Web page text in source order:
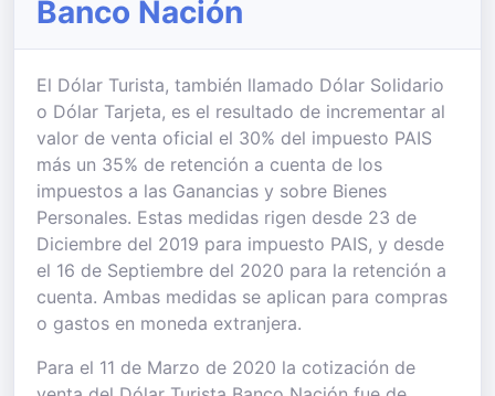
Banco Nación
El Dólar Turista, también llamado Dólar Solidario
o Dólar Tarjeta, es el resultado de incrementar al
valor de venta oficial el 30% del impuesto PAIS
más un 35% de retención a cuenta de los
impuestos a las Ganancias y sobre Bienes
Personales. Estas medidas rigen desde 23 de
Diciembre del 2019 para impuesto PAIS, y desde
el 16 de Septiembre del 2020 para la retención a
cuenta. Ambas medidas se aplican para compras
o gastos en moneda extranjera.
Para el 11 de Marzo de 2020 la cotización de